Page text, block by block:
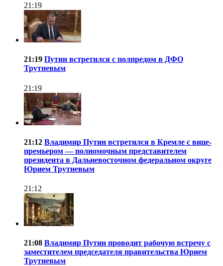
21:19
21:19 Путин встретился с полпредом в ДФО
Трутневым
21:19
21:12 Владимир Путин встретился в Кремле с вице-
премьером — полномочным представителем
президента в Дальневосточном федеральном округе
Юрием Трутневым
21:12
21:08 Владимир Путин проводит рабочую встречу с
заместителем председателя правительства Юрием
Трутневым